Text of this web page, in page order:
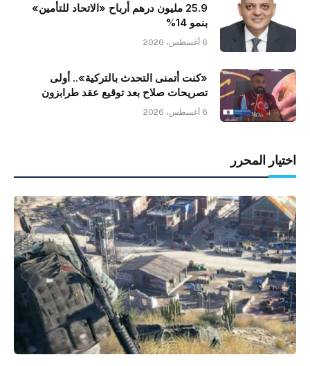
25.9 مليون درهم أرباح «الاتحاد للتأمين»
بنمو 14%
6 أغسطس، 2026
«كنت أتمنى التحدث بالتركية».. أولى
تصريحات صلاح بعد توقيع عقد طرابزون
6 أغسطس، 2026
اختيار المحرر